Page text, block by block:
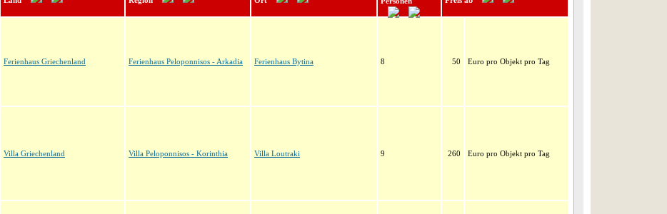
Ferienhaus Griechenland Ferienhaus Peloponnisos - Arkadia Ferienhaus Bytina 8 50 Euro pro Objekt pro Tag
Villa Griechenland Villa Peloponnisos - Korinthia Villa Loutraki 9 260 Euro pro Objekt pro Tag